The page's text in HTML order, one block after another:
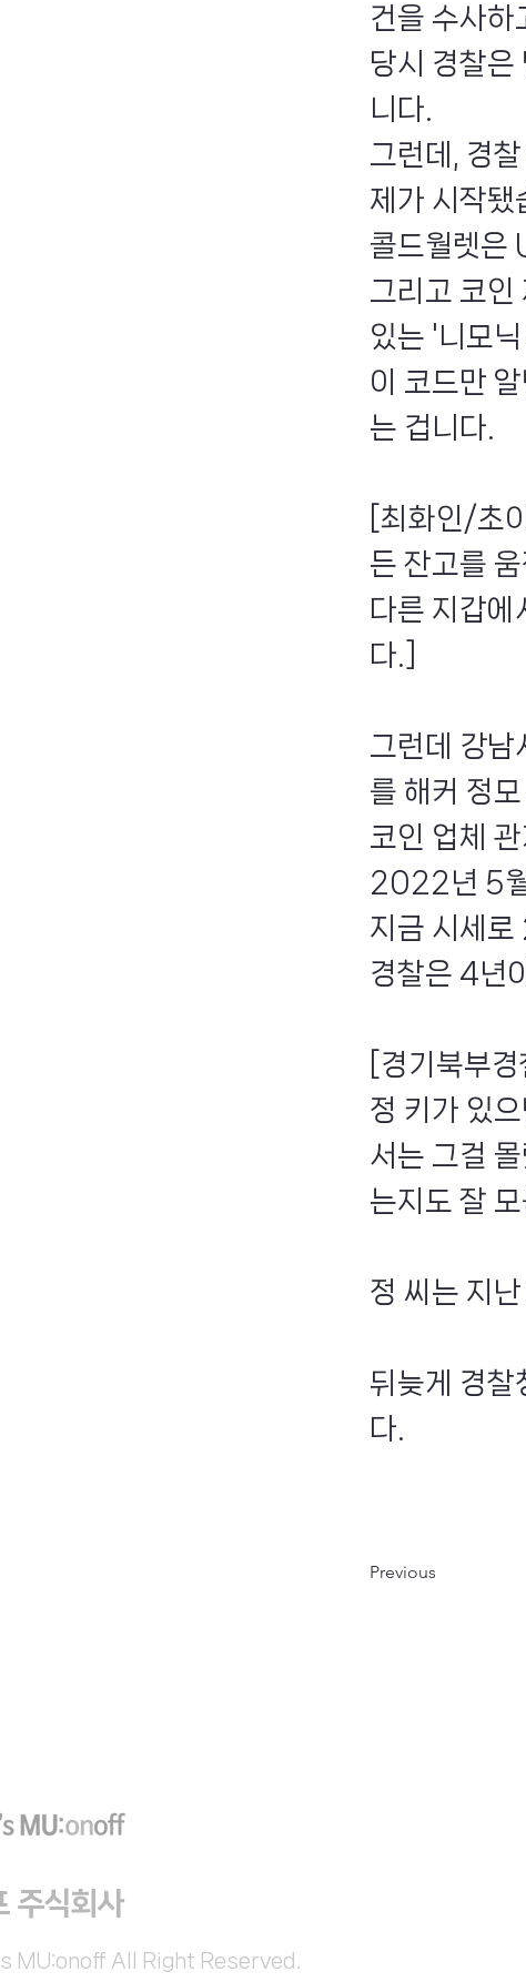
건을 수사하
당시 경찰
니다.
그런데, 경
제가 시작됐
콜드월렛은
그리고 코인
있는 '니모
이 코드만
는 겁니다.
[최화인/초
든 잔고를
다른 지갑에
다.]
그런데 강남
를 해커 정
코인 업체
2022년 5월
지금 시세로
경찰은 4년
[경기북부
정 키가 있
서는 그걸
는지도 잘
정 씨는 지
뒤늦게 경찰
다.
Previous
주식회사
MU:onoff All Right Reserved.